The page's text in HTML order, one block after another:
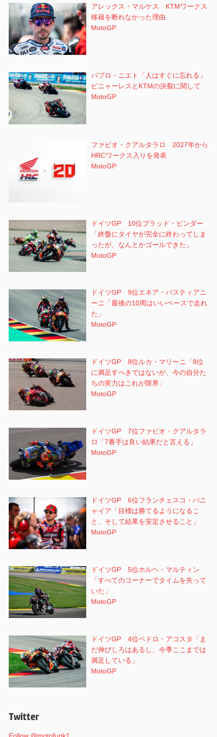
アレックス・マルケス KTMワークス
移籍を断れなかった理由
MotoGP
パブロ・ニエト「人はすぐに忘れる」
ビニャーレスとKTMの決裂に関して
MotoGP
ファビオ・クアルタラロ 2027年から
HRCワークス入りを発表
MotoGP
ドイツGP 10位ブラッド・ビンダー
「終盤にタイヤが完全に終わってしま
ったが、なんとかゴールできた」
MotoGP
ドイツGP 9位エネア・バスティアニ
ーニ「最後の10周はいいペースで走れ
た」
MotoGP
ドイツGP 8位ルカ・マリーニ「8位
に満足すべきではないが、今の自分た
ちの実力はこれが限界」
MotoGP
ドイツGP 7位ファビオ・クアルタラ
ロ「7番手は良い結果だと言える」
MotoGP
ドイツGP 6位フランチェスコ・バニ
ャイア「目標は勝てるようになるこ
と、そして結果を安定させること」
MotoGP
ドイツGP 5位ホルヘ・マルティン
「すべてのコーナーでタイムを失って
いた」
MotoGP
ドイツGP 4位ペドロ・アコスタ「ま
だ伸びしろはあるし、今季ここまでは
満足している」
MotoGP
Twitter
Follow @motofunk1